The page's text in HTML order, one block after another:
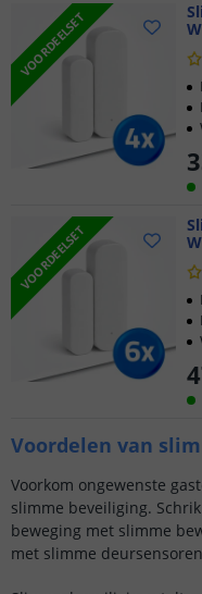
VOORDEELSET
VOORDEELSET
Voordelen van
Voorkom ongewenste
slimme beveiliging.
beweging met slimme
met slimme